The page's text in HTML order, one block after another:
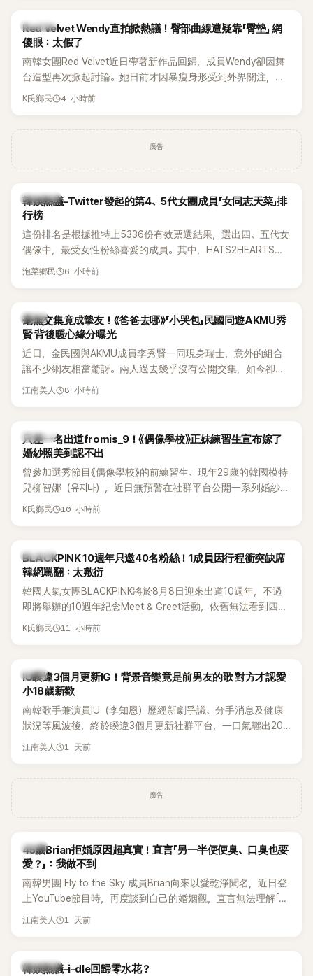
K-POP
Red Velvet Wendy直拍掀熱議！臀部曲線遭疑靠「臀墊」 網
傻眼：太假了
南韓女團Red Velvet近日帶著新作品回歸，成員Wendy卻因舞
台造型再次掀起討論。她日前才因暴瘦身形受到外界關注，又
被質疑在舞台上使用臀墊，如今最新打歌舞台曝光後，再度因
K氏鄉民 4 小時前
廣告
熱議討論
韓娛熱議-Twitter發起的第4、5代女團成員「女同志天菜」排
行榜
這份排名是根據推特上5336份有效票選結果，選出四、五代女
偶像中，最受女性粉絲喜愛的成員。其中，HATS2HEARTS成
員包攬了前三名，展現了她們在女性社群中的高人氣。
泡菜鄉民 6 小時前
韓星
毫無交集竟成摯友！《爸爸去哪》「小哭包」民國同遊AKMU秀
賢 背後暖心緣分曝光
近日，金民國與AKMU成員李秀賢一同現身瑞士，意外的組合
讓不少網友相當驚訝。兩人過去幾乎沒有公開交集，如今卻一
起踏上瑞士之旅，也讓粉絲紛紛好奇：「他們到底是怎麼認識
江南美人 8 小時前
K-POP
只差一名出道fromis_9！《偶像學校》正妹練習生宣布嫁了
婚紗照美到認不出
曾參加選秀節目《偶像學校》的前練習生、現年29歲的韓國模特
兒柳智娜（유지나），近日無預警在社群平台公開一系列婚紗
照，親自宣布即將步入婚姻，消息曝光後讓不少曾追看節目的
K氏鄉民 10 小時前
K-POP
BLACKPINK 10週年只邀40名粉絲！1成員因行程衝突缺席
韓網罵翻：太敷衍
韓國人氣女團BLACKPINK將於8月8日迎來出道10週年，不過
即將舉辦的10週年紀念Meet & Greet活動，依舊無法看到四人
合體。根據韓媒《MyDaily》7日報導，當天將由Jisoo（智秀）、
K氏鄉民 11 小時前
韓星
IU睽違3個月更新IG！背景音樂竟是前男友的歌 對方才認愛
小18歲新歡
南韓歌手兼演員IU（李知恩）歷經新劇爭議、分手消息及健康
狀況等風波後，終於睽違3個月更新社群平台，一口氣曬出20
張近況照，讓大批粉絲又驚又喜。不過，比起照片本身，更引
江南美人 1 天前
廣告
韓星
45歲Brian拒婚原因超真實！直言「另一半便便臭、口臭也要
愛？」：我做不到
南韓男團 Fly to the Sky 成員Brian向來以愛乾淨聞名，近日登
上YouTube節目時，再度談到自己的婚姻觀，直言無法理解「連
另一半的口臭、便便臭都要愛」這種說法，更大方表明自己是不
江南美人 1 天前
熱議討論
韓娛熱議-i-dle回歸零水花？